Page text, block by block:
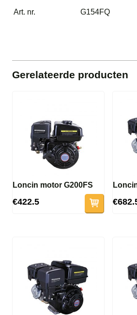
Art. nr.
G154FQ
Gerelateerde producten
Loncin motor G200FS
€422.5